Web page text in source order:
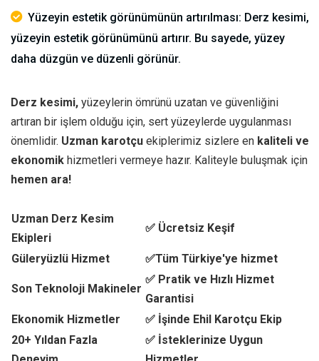
Yüzeyin estetik görünümünün artırılması: Derz kesimi,
yüzeyin estetik görünümünü artırır. Bu sayede, yüzey
daha düzgün ve düzenli görünür.
Derz kesimi, yüzeylerin ömrünü uzatan ve güvenliğini
artıran bir işlem olduğu için, sert yüzeylerde uygulanması
önemlidir. Uzman karotçu ekiplerimiz sizlere en kaliteli ve
ekonomik hizmetleri vermeye hazır. Kaliteyle buluşmak için
hemen ara!
Uzman Derz Kesim
Ekipleri
✅ Ücretsiz Keşif
Güleryüzlü Hizmet ✅Tüm Türkiye'ye hizmet
Son Teknoloji Makineler
✅ Pratik ve Hızlı Hizmet
Garantisi
Ekonomik Hizmetler
✅ İşinde Ehil Karotçu Ekip
20+ Yıldan Fazla
✅ İsteklerinize Uygun